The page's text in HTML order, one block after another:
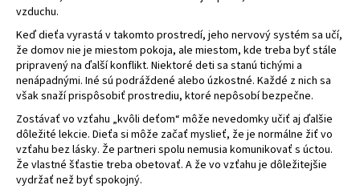
vzduchu.
Keď dieťa vyrastá v takomto prostredí, jeho nervový systém sa učí,
že domov nie je miestom pokoja, ale miestom, kde treba byť stále
pripravený na ďalší konflikt. Niektoré deti sa stanú tichými a
nenápadnými. Iné sú podráždené alebo úzkostné. Každé z nich sa
však snaží prispôsobiť prostrediu, ktoré nepôsobí bezpečne.
Zostávať vo vzťahu „kvôli deťom“ môže nevedomky učiť aj ďalšie
dôležité lekcie. Dieťa si môže začať myslieť, že je normálne žiť vo
vzťahu bez lásky. Že partneri spolu nemusia komunikovať s úctou.
Že vlastné šťastie treba obetovať. A že vo vzťahu je dôležitejšie
vydržať než byť spokojný.
á
j
s
ť
?
HĽADAŤ